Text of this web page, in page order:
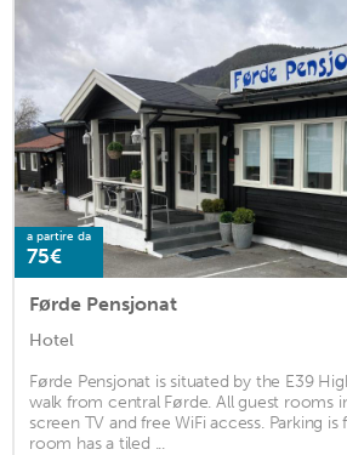
a partire da
75€
Førde Pensjonat
Hotel
Førde Pensjonat is situated by the E39
walk from central Førde. All guest rooms
screen TV and free WiFi access. Parking
room has a tiled ...